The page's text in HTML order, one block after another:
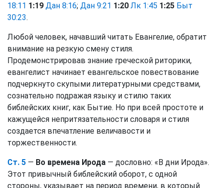
18:11 1:19 Дан 8:16; Дан 9:21 1:20 Лк 1:45 1:25 Быт
30:23.
Любой человек, начавший читать Евангелие, обратит
внимание на резкую смену стиля.
Продемонстрировав знание греческой риторики,
евангелист начинает евангельское повествование
подчеркнуто скупыми литературными средствами,
сознательно подражая языку и стилю таких
библейских книг, как Бытие. Но при всей простоте и
кажущейся непритязательности словаря и стиля
создается впечатление величавости и
торжественности.
Ст. 5 — Во времена Ирода — дословно: «В дни Ирода».
Этот привычный библейский оборот, с одной
стороны, указывает на период времени, в который